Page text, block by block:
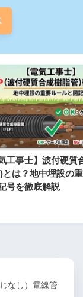
気工事士】波付硬質
とは？地中埋設の
号を徹底解説
なし）電線管